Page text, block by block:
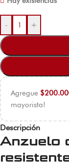
- +
Agregue $
mayorista!
Descripción
Anzuelo